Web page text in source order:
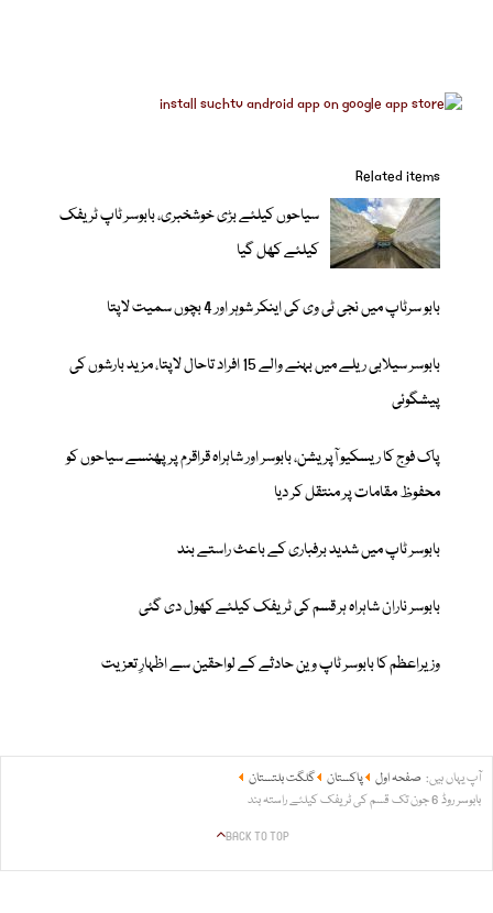
Related items
سیاحوں کیلئے بڑی خوشخبری، بابوسر ٹاپ ٹریفک
کیلئے کھل گیا
بابو سرٹاپ میں نجی ٹی وی کی اینکر شوہر اور 4 بچوں سمیت لاپتا
بابوسر سیلابی ریلے میں بہنے والے 15 افراد تاحال لاپتا، مزید بارشوں کی
پیشگوئی
پاک فوج کا ریسکیو آپریشن، بابوسر اور شاہراہ قراقرم پر پھنسے سیاحوں کو
محفوظ مقامات پر منتقل کر دیا
بابوسر ٹاپ میں شدید برفباری کے باعث راستے بند
بابوسر ناران شاہراہ ہر قسم کی ٹریفک کیلئے کھول دی گئی
وزیراعظم کا بابوسر ٹاپ وین حادثے کے لواحقین سے اظہارِ تعزیت
آپ یہاں ہیں: صفحہ اول پاکستان
گلگت بلتستان
بابوسر روڈ 6 جون تک قسم کی ٹریفک کیلئے راستہ بند
BACK TO TOP